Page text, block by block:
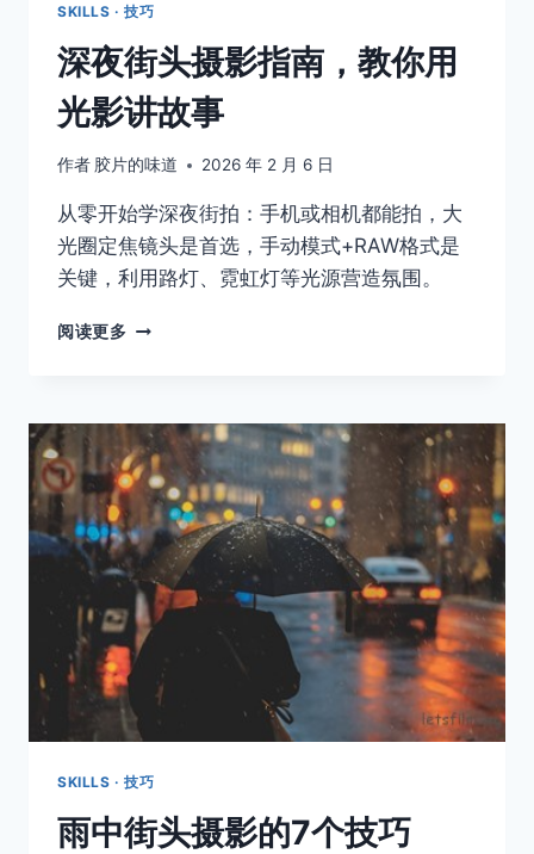
SKILLS · 技巧
深夜街头摄影指南，教你用
光影讲故事
作者 胶片的味道 2026 年 2 月 6 日
从零开始学深夜街拍：手机或相机都能拍，大
光圈定焦镜头是首选，手动模式+RAW格式是
关键，利用路灯、霓虹灯等光源营造氛围。
阅读更多 深
摄
影
指
南，
教
你
用
光
影
讲
故
SKILLS · 技巧
雨中街头摄影的7个技巧